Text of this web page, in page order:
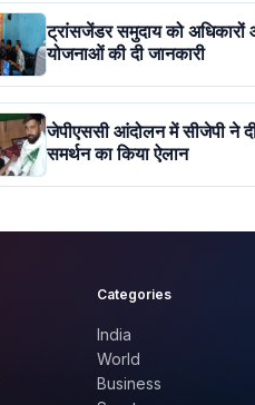
ट्रांसजेंडर समुदाय को अधिकारों
योजनाओं की दी जानकारी
जेपीएससी आंदोलन में सीजेपी ने
समर्थन का किया ऐलान
Categories
India
World
Business